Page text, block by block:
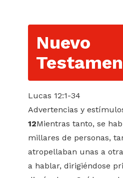
Nuevo
Lucas 12:1-34
Advertencias y
12Mientras tanto, se
millares de personas,
atropellaban unas a
a hablar, dirigiéndose